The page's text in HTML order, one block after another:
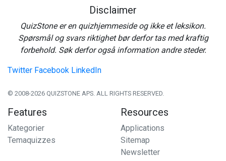
Disclaimer
QuizStone er en quizhjemmeside og ikke et leksikon.
Spørsmål og svars riktighet bør derfor tas med kraftig
forbehold. Søk derfor også information andre steder.
Twitter Facebook LinkedIn
© 2008-2026 QUIZSTONE APS. ALL RIGHTS RESERVED.
Features
Kategorier
Temaquizzes
Resources
Applications
Sitemap
Newsletter